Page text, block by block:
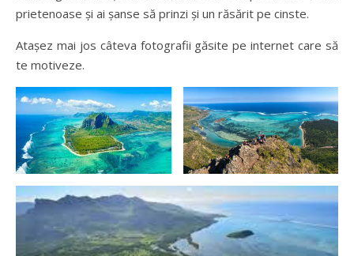
prietenoase și ai șanse să prinzi și un răsărit pe cinste.
Atașez mai jos câteva fotografii găsite pe internet care să
te motiveze.